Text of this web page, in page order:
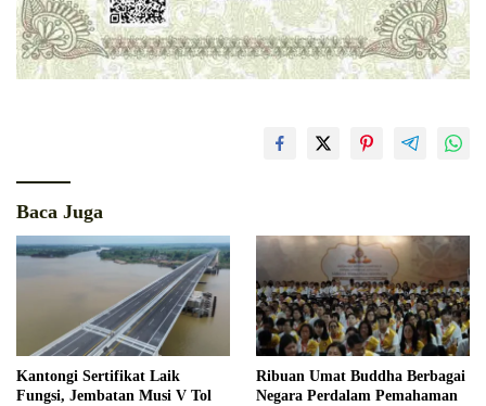
Baca Juga
Kantongi Sertifikat Laik
Fungsi, Jembatan Musi V Tol
Ribuan Umat Buddha Berbagai
Negara Perdalam Pemahaman